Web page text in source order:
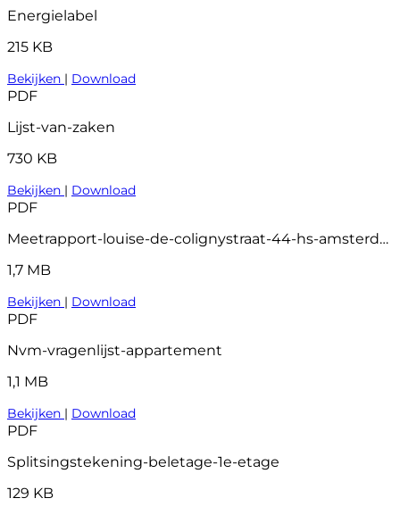
Energielabel
215 KB
Bekijken | Download
PDF
Lijst-van-zaken
730 KB
Bekijken | Download
PDF
Meetrapport-louise-de-colignystraat-44-hs-amsterdam
1,7 MB
Bekijken | Download
PDF
Nvm-vragenlijst-appartement
1,1 MB
Bekijken | Download
PDF
Splitsingstekening-beletage-1e-etage
129 KB